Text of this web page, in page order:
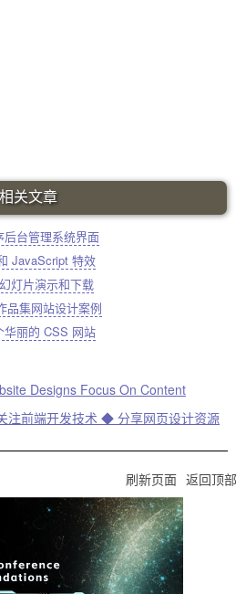
关文章
台管理系统界面
JavaScript 特效
灯片演示和下载
品集网站设计案例
华丽的 CSS 网站
Designs Focus On Content
注前端开发技术 ◆ 分享网页设计资源
刷新页面 返回顶部